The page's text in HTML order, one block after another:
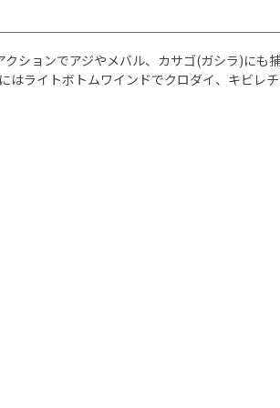
ションでアジやメバル、カサゴ(ガシラ)にも
はライトボトムワインドでクロダイ、キビレ